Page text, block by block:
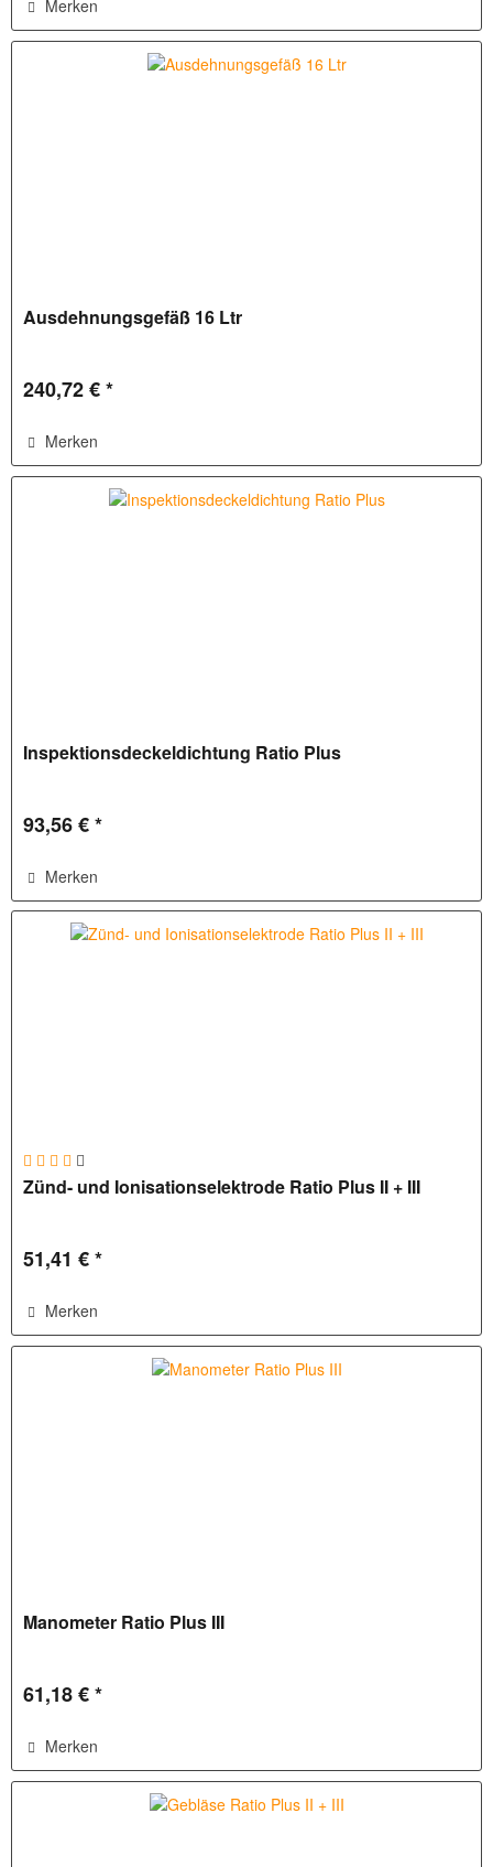
Merken
Ausdehnungsgefäß 16 Ltr
240,72 € *
Merken
Inspektionsdeckeldichtung Ratio Plus
93,56 € *
Merken
Zünd- und Ionisationselektrode Ratio Plus II + III
51,41 € *
Merken
Manometer Ratio Plus III
61,18 € *
Merken